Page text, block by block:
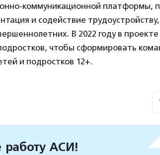
коммуникационной платформы,
и содействие
В 2022 году в
чтобы сформировать
и подростков 12+.
АСИ!